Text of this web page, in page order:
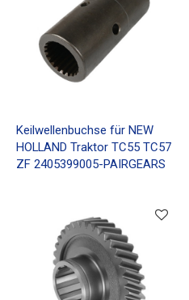
Keilwellenbuchse für NEW
HOLLAND Traktor TC55 TC57
ZF 2405399005-PAIRGEARS